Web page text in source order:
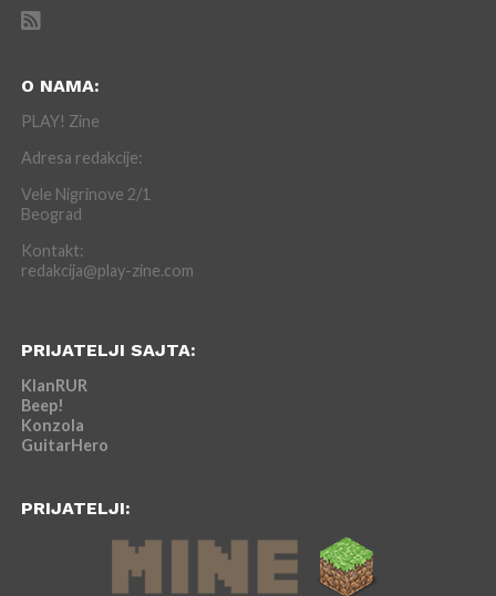
O NAMA:
PLAY! Zine
Adresa redakcije:
Vele Nigrinove 2/1
Beograd
Kontakt:
redakcija@play-zine.com
PRIJATELJI SAJTA:
KlanRUR
Beep!
Konzola
GuitarHero
PRIJATELJI: